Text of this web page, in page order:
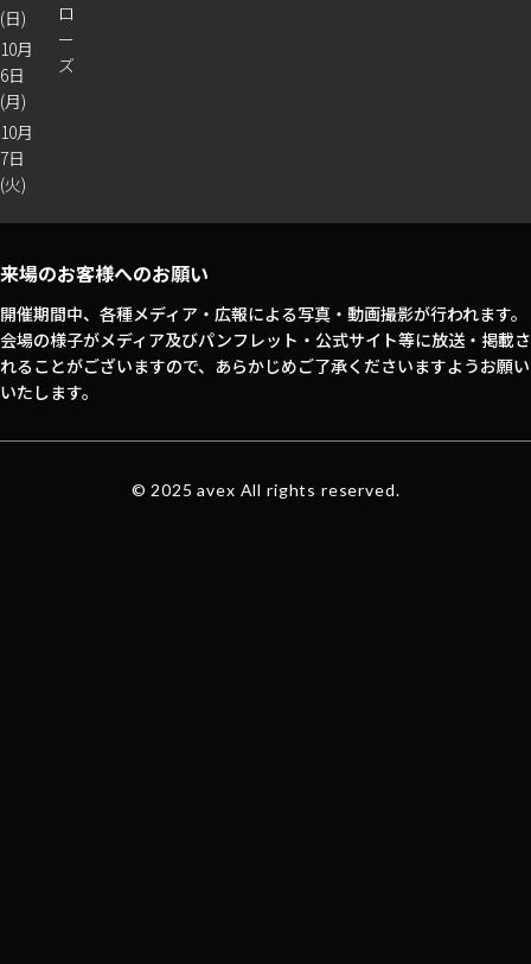
(日)
10月
6日
(月)
10月
7日
(火)
ロ
ー
ズ
来場のお客様へのお願い
開催期間中、各種メディア・広報による写真・動画撮影が行われます。
会場の様子がメディア及びパンフレット・公式サイト等に放送・掲載さ
れることがございますので、あらかじめご了承くださいますようお願い
いたします。
© 2025 avex All rights reserved.